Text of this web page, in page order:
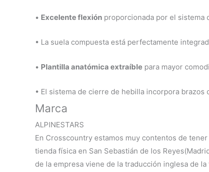
• Excelente flexión proporcionada por el sistema
• La suela compuesta está perfectamente
• Plantilla anatómica extraíble para mayor
• El sistema de cierre de hebilla incorpora
Marca
ALPINESTARS
En Crosscountry estamos muy contentos de
tienda física en San Sebastián de los
de la empresa viene de la traducción inglesa de